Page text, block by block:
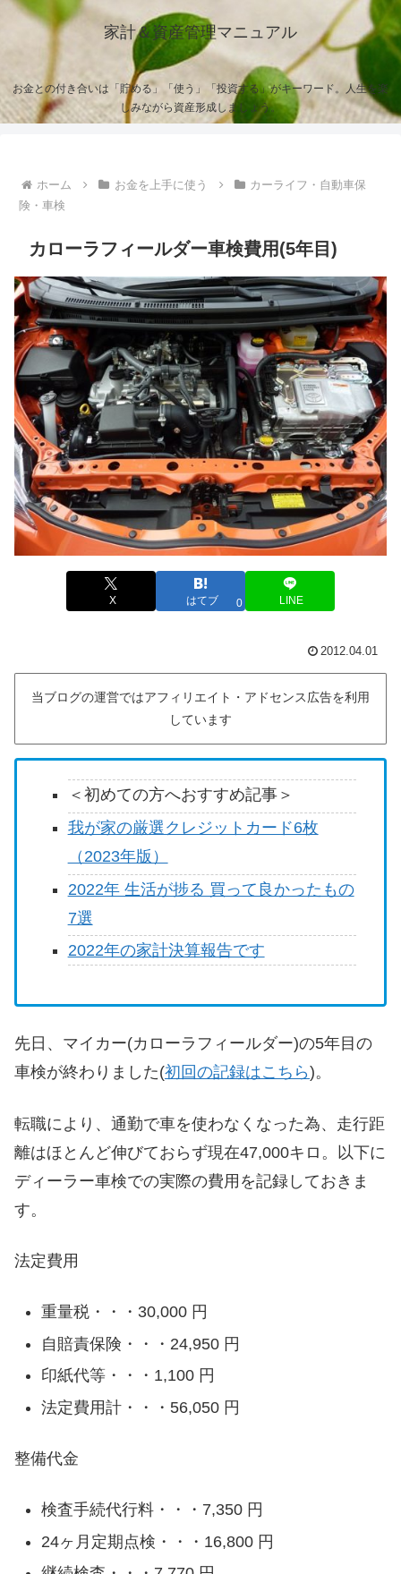
家計＆資産管理マニュアル
お金との付き合いは「貯める」「使う」「投資する」がキーワード。人生を楽
しみながら資産形成しましょう。
ホーム お金を上手に使う
カーライフ・自動車保
険・車検
カローラフィールダー車検費用(5年目)
X はてブ 0 LINE
2012.04.01
当ブログの運営ではアフィリエイト・アドセンス広告を利用
しています
＜初めての方へおすすめ記事＞
我が家の厳選クレジットカード6枚
（2023年版）
2022年 生活が捗る 買って良かったもの
7選
2022年の家計決算報告です
先日、マイカー(カローラフィールダー)の5年目の
車検が終わりました(初回の記録はこちら)。
転職により、通勤で車を使わなくなった為、走行距
離はほとんど伸びておらず現在47,000キロ。以下に
ディーラー車検での実際の費用を記録しておきま
す。
法定費用
重量税・・・30,000 円
自賠責保険・・・24,950 円
印紙代等・・・1,100 円
法定費用計・・・56,050 円
整備代金
検査手続代行料・・・7,350 円
24ヶ月定期点検・・・16,800 円